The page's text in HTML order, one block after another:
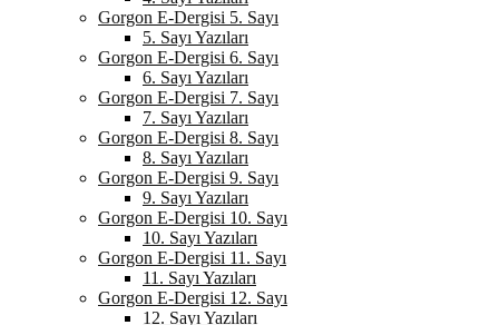
Gorgon E-Dergisi 5. Sayı
5. Sayı Yazıları
Gorgon E-Dergisi 6. Sayı
6. Sayı Yazıları
Gorgon E-Dergisi 7. Sayı
7. Sayı Yazıları
Gorgon E-Dergisi 8. Sayı
8. Sayı Yazıları
Gorgon E-Dergisi 9. Sayı
9. Sayı Yazıları
Gorgon E-Dergisi 10. Sayı
10. Sayı Yazıları
Gorgon E-Dergisi 11. Sayı
11. Sayı Yazıları
Gorgon E-Dergisi 12. Sayı
12. Sayı Yazıları